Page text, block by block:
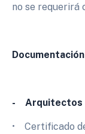
no se requerirá
- Arquitectos
• Certificado